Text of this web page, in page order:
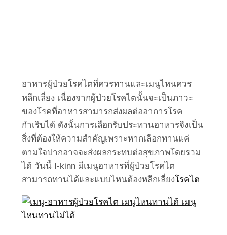
อาหารผู้ป่วยโรคไตที่ควรทานและเมนูไหนควร
หลีกเลี่ยง เนื่องจากผู้ป่วยโรคไตนั้นจะเป็นภาวะ
ของโรคที่อาหารสามารถส่งผลต่ออาการโรค
กำเริบได้ ดังนั้นการเลือกรับประทานอาหารจึงเป็น
สิ่งที่ต้องให้ความสำคัญเพราะหากเลือกทานแค่
ตามใจปากอาจจะส่งผลกระทบต่อสุขภาพโดยรวม
ได้ วันนี้ I-kinn มีเมนูอาหารที่ผู้ป่วยโรคไต
สามารถทานได้และแบบไหนต้องหลีกเลี่ยงโรคไต